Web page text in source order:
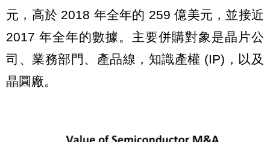
元，高於 2018 年全年的 259 億美元，並接近
2017 年全年的數據。主要併購對象是晶片公
司、業務部門、產品線，知識產權 (IP)，以及
晶圓廠。